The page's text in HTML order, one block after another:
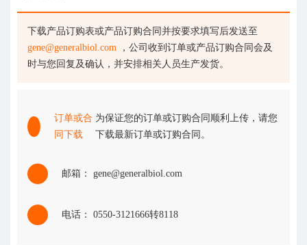
下载产品订购表或产品订购合同并按要求填写后发送至
gene@generalbiol.com ，公司收到订单或产品订购合同会及
时与您回复及确认，并安排相关人员生产发货。
订单或合
同下载
为保证您的订单或订购合同顺利上传，请您
下载最新订单或订购合同。
邮箱： gene@generalbiol.com
电话： 0550-3121666转8118